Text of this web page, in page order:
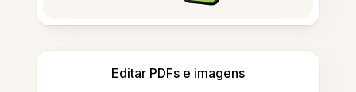
Editar PDFs e imagens